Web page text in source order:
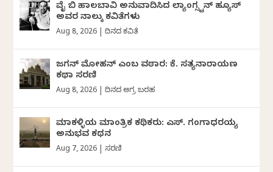
ವೈ ಬಿ ಹಾಲಬಾವಿ ಅನುವಾದಿಸಿದ ಲ್ಯಾಂಗ್ಸ್ಟನ್ ಹ್ಯೂಸ್
ಅವರ ನಾಲ್ಕು ಕವಿತೆಗಳು
Aug 8, 2026 |ದಿನದ ಕವಿತೆ
ಜಗನ್‌ ಮೋಹನ್‌ ಎಂಬ ವಠಾರ: ಕೆ. ಸತ್ಯನಾರಾಯಣ
ಕಥಾ ಸರಣಿ
Aug 8, 2026 |ದಿನದ ಅಗ್ರ ಬರಹ
ಮಾಕಳ್ಳಿಯ ಮಾಂತ್ರಿಕ ಕಥಿಕರು: ಎಸ್. ಗಂಗಾಧರಯ್ಯ
ಅನುಭವ ಕಥನ
Aug 7, 2026 ಸರಣಿ